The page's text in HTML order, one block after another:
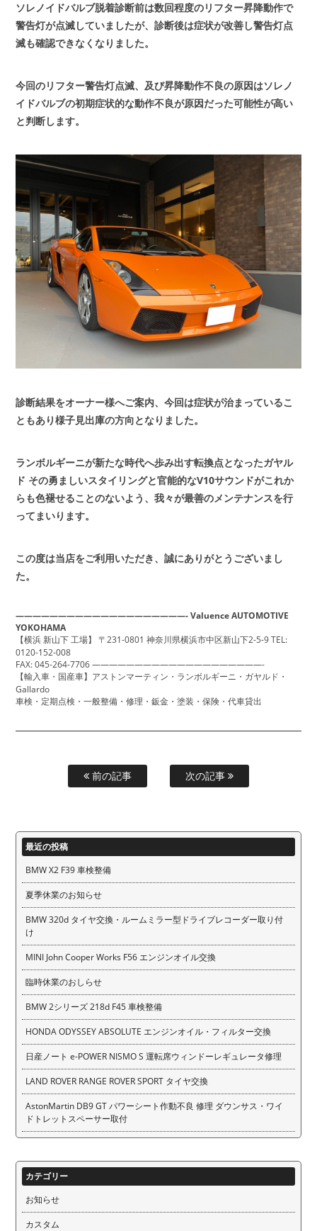
ソレノイドバルブ脱着診断前は数回程度のリフター昇降動作で
警告灯が点滅していましたが、診断後は症状が改善し警告灯点
滅も確認できなくなりました。
今回のリフター警告灯点滅、及び昇降動作不良の原因はソレノ
イドバルブの初期症状的な動作不良が原因だった可能性が高い
と判断します。
診断結果をオーナー様へご案内、今回は症状が治まっているこ
ともあり様子見出庫の方向となりました。
ランボルギーニが新たな時代へ歩み出す転換点となったガヤル
ド その勇ましいスタイリングと官能的なV10サウンドがこれか
らも色褪せることのないよう、我々が最善のメンテナンスを行
ってまいります。
この度は当店をご利用いただき、誠にありがとうございまし
た。
————————————————————-Valuence AUTOMOTIVE
YOKOHAMA
【横浜 新山下 工場】
〒231-0801 神奈川県横浜市中区新山下2-5-9TEL:
0120-152-008
FAX: 045-264-7706————————————————————-
【輸入車・国産車】アストンマーティン・ランボルギーニ・ガヤルド・
Gallardo
車検・定期点検・一般整備・修理・鈑金・塗装・保険・代車貸出
前の記事 次の記事
最近の投稿
BMW X2 F39 車検整備
夏季休業のお知らせ
BMW 320d タイヤ交換・ルームミラー型ドライブレコーダー取り付
け
MINI John Cooper Works F56 エンジンオイル交換
臨時休業のおしらせ
BMW 2シリーズ 218d F45 車検整備
HONDA ODYSSEY ABSOLUTE エンジンオイル・フィルター交換
日産ノート e-POWER NISMO S 運転席ウィンドーレギュレータ修理
LAND ROVER RANGE ROVER SPORT タイヤ交換
AstonMartin DB9 GT パワーシート作動不良 修理 ダウンサス・ワイ
ドトレットスペーサー取付
カテゴリー
お知らせ
カスタム